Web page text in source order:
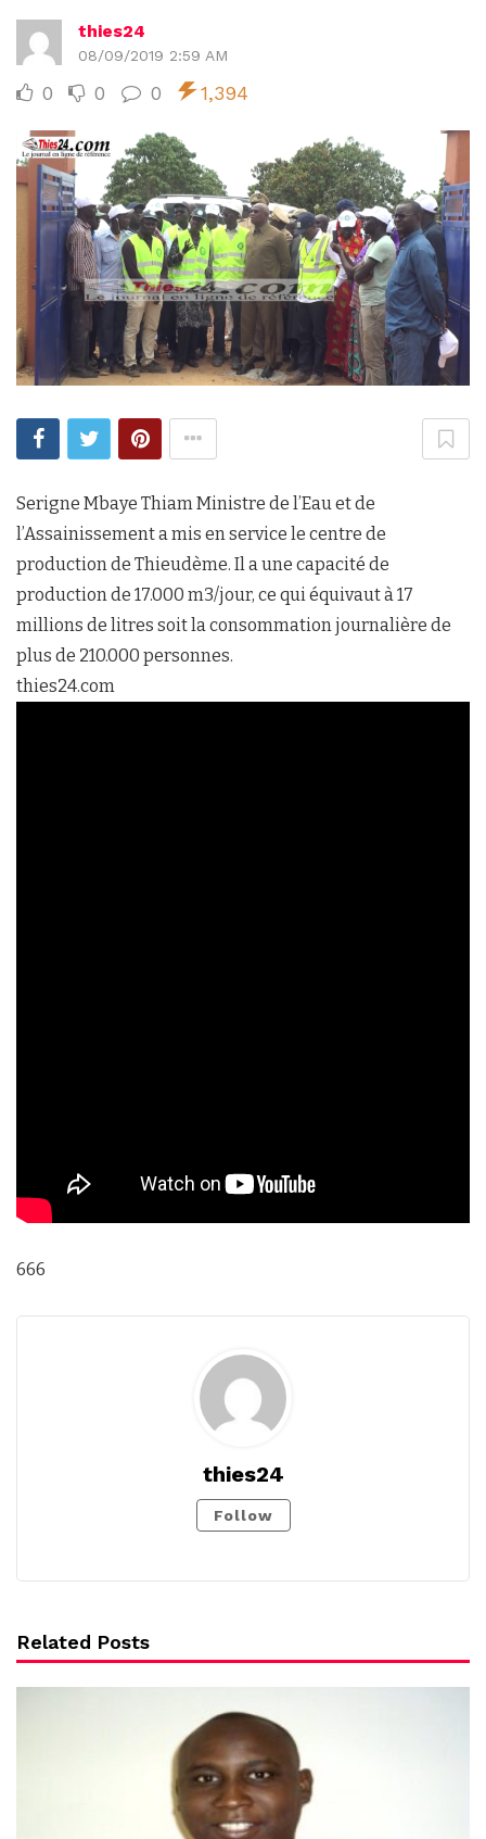
thies24
08/09/2019 2:59 AM
0 0 0 1,394
Serigne Mbaye Thiam Ministre de l’Eau et de
l’Assainissement a mis en service le centre de
production de Thieudème. Il a une capacité de
production de 17.000 m3/jour, ce qui équivaut à 17
millions de litres soit la consommation journalière de
plus de 210.000 personnes.
thies24.com
666
thies24
Follow
Related Posts